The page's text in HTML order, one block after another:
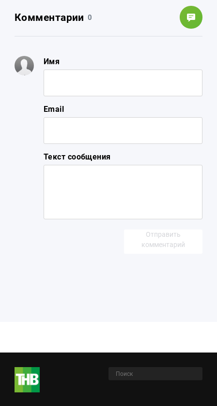
Комментарии 0
Имя
Email
Текст сообщения
Отправить
комментарий